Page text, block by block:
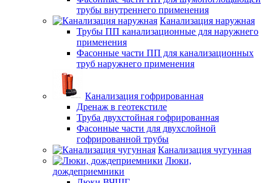
трубы внутреннего применения
Канализация наружная
Трубы ПП канализационные для наружнего
применения
Фасонные части ПП для канализационных
труб наружнего применения
Канализация гофрированная
Дренаж в геотекстиле
Труба двухстойная гофрированная
Фасонные части для двухслойной
гофрированной трубы
Канализация чугунная
Люки,
дождеприемники